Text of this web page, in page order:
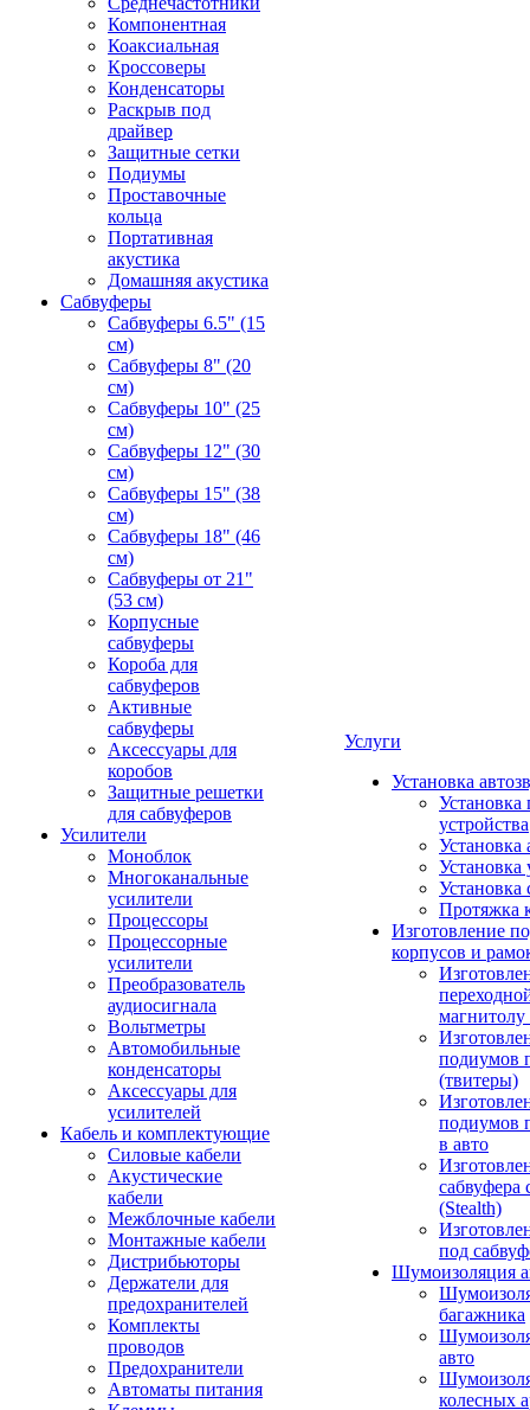
Компонентная
Коаксиальная
Кроссоверы
Конденсаторы
Раскрыв под
драйвер
Защитные сетки
Подиумы
Проставочные
кольца
Портативная
акустика
Домашняя акустика
Сабвуферы
Сабвуферы 6.5" (15
см)
Сабвуферы 8" (20
см)
Сабвуферы 10" (25
см)
Сабвуферы 12" (30
см)
Сабвуферы 15" (38
см)
Сабвуферы 18" (46
см)
Сабвуферы от 21"
(53 см)
Корпусные
сабвуферы
Короба для
сабвуферов
Активные
сабвуферы
Аксессуары для
коробов
Защитные решетки
для сабвуферов
Усилители
Моноблок
Многоканальные
усилители
Процессоры
Процессорные
усилители
Преобразователь
аудиосигнала
Вольтметры
Автомобильные
конденсаторы
Аксессуары для
усилителей
Кабель и комплектующие
Силовые кабели
Акустические
кабели
Межблочные кабели
Монтажные кабели
Дистрибьюторы
Держатели для
предохранителей
Комплекты
проводов
Предохранители
Автоматы питания
Услуги
Установка
Установка
устройства
Установка
Установка
Установка
Протяжка
Изготовление
корпусов и
подиумов
(твитеры)
подиумов
в авто
сабвуфера
(Stealth)
под
Шумоизоляция
багажника
авто
колесных